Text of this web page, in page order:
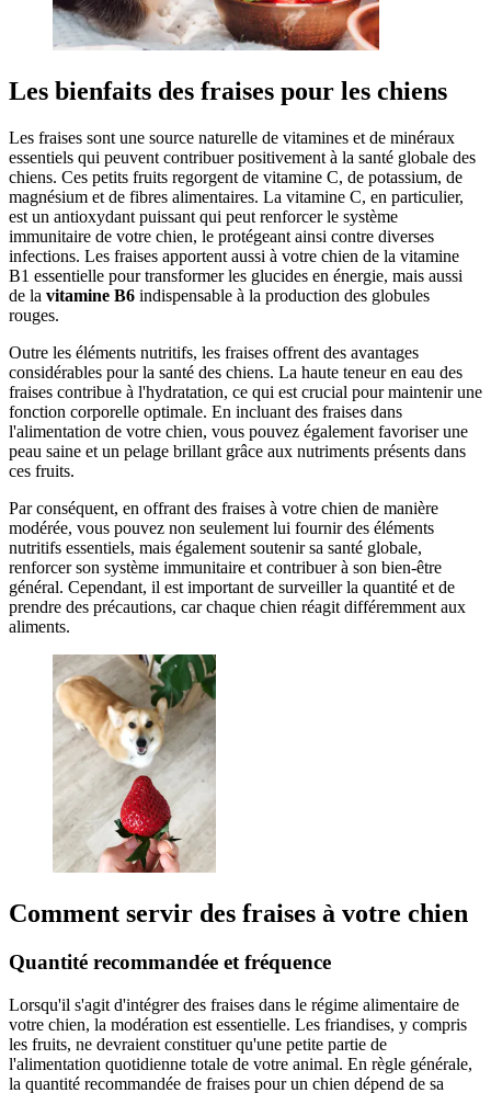
Les bienfaits des fraises pour les chiens
Les fraises sont une source naturelle de vitamines et de minéraux
essentiels qui peuvent contribuer positivement à la santé globale des
chiens. Ces petits fruits regorgent de vitamine C, de potassium, de
magnésium et de fibres alimentaires. La vitamine C, en particulier,
est un antioxydant puissant qui peut renforcer le système
immunitaire de votre chien, le protégeant ainsi contre diverses
infections. Les fraises apportent aussi à votre chien de la vitamine
B1 essentielle pour transformer les glucides en énergie, mais aussi
de la vitamine B6 indispensable à la production des globules
rouges.
Outre les éléments nutritifs, les fraises offrent des avantages
considérables pour la santé des chiens. La haute teneur en eau des
fraises contribue à l'hydratation, ce qui est crucial pour maintenir une
fonction corporelle optimale. En incluant des fraises dans
l'alimentation de votre chien, vous pouvez également favoriser une
peau saine et un pelage brillant grâce aux nutriments présents dans
ces fruits.
Par conséquent, en offrant des fraises à votre chien de manière
modérée, vous pouvez non seulement lui fournir des éléments
nutritifs essentiels, mais également soutenir sa santé globale,
renforcer son système immunitaire et contribuer à son bien-être
général. Cependant, il est important de surveiller la quantité et de
prendre des précautions, car chaque chien réagit différemment aux
aliments.
Comment servir des fraises à votre chien
Quantité recommandée et fréquence
Lorsqu'il s'agit d'intégrer des fraises dans le régime alimentaire de
votre chien, la modération est essentielle. Les friandises, y compris
les fruits, ne devraient constituer qu'une petite partie de
l'alimentation quotidienne totale de votre animal. En règle générale,
la quantité recommandée de fraises pour un chien dépend de sa